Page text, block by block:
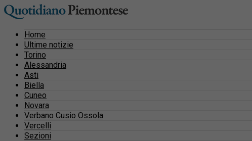
Home
Ultime notizie
Torino
Alessandria
Asti
Biella
Cuneo
Novara
Verbano Cusio Ossola
Vercelli
Sezioni